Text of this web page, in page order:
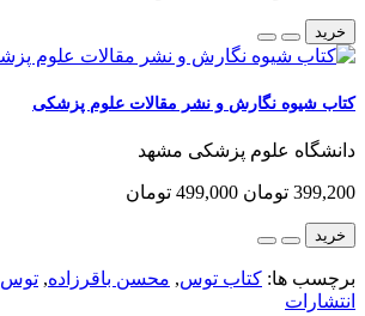
خرید
کتاب شیوه نگارش و نشر مقالات علوم پزشکی
دانشگاه علوم پزشکی مشهد
399,200 تومان 499,000 تومان
خرید
برچسب ها: کتاب توس, محسن باقرزاده, توس
انتشارات